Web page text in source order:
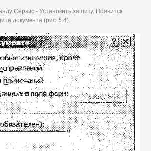
Сервис - Установить защиту. Появится
документа (рис. 5.4).